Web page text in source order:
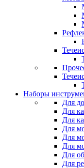
Наборы
Для
Для
Для
Для
Для
Для
Для
Для